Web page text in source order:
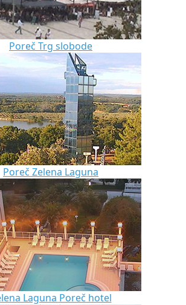
Poreč Trg slobode
Poreč Zelena Laguna
Laguna Poreč hotel